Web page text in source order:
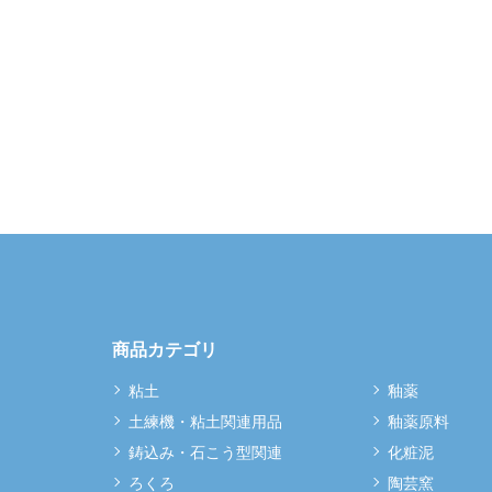
商品カテゴリ
粘土
土練機・粘土関連用品
鋳込み・石こう型関連
ろくろ
釉薬
釉薬原料
化粧泥
陶芸窯